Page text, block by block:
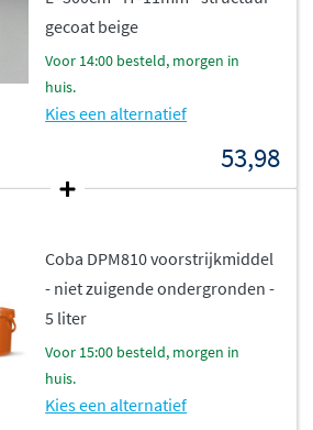
voor eindeloze
in verschillende neutrale
grijstonen en warme taupe
kleurenvormen een perfecte
geheel of juist verschillende
deze serie creëer je altijd een
meegaat.
gecoat beige
voor 14:00 besteld, morgen in
huis.
Kies een alternatief
53,98
Coba DPM810 voorstrijkmiddel
- niet zuigende ondergronden -
5 liter
voor 15:00 besteld, morgen in
huis.
Kies een alternatief